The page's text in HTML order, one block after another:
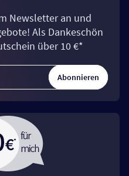
Newsletter an und
Als Dankeschön
über 10 €*
Abonnieren